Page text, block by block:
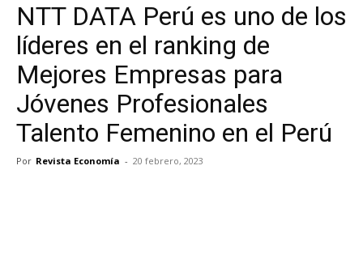
NTT DATA Perú es uno de los
líderes en el ranking de
Mejores Empresas para
Jóvenes Profesionales
Talento Femenino en el Perú
Por Revista Economía - 20 febrero, 2023